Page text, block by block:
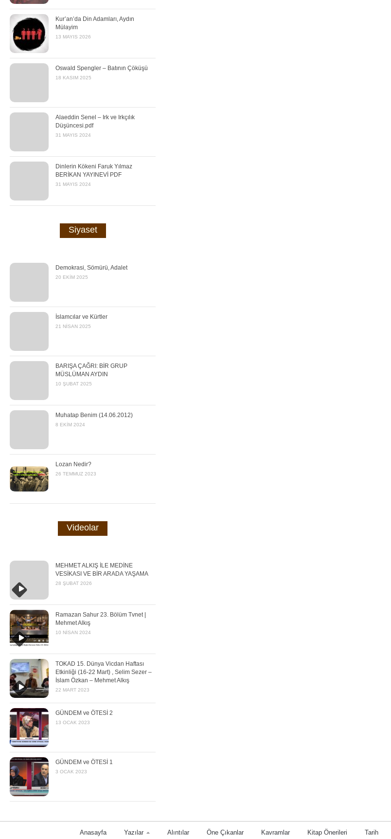
Kur’an’da Din Adamları, Aydın
Mülayim
13 MAYIS 2026
Oswald Spengler – Batının Çöküşü
18 KASIM 2025
Alaeddin Senel – Irk ve Irkçılık
Düşüncesi.pdf
31 MAYIS 2024
Dinlerin Kökeni Faruk Yılmaz
BERİKAN YAYINEVİ PDF
31 MAYIS 2024
Siyaset
Demokrasi, Sömürü, Adalet
20 EKIM 2025
İslamcılar ve Kürtler
21 NISAN 2025
BARIŞA ÇAĞRI: BİR GRUP
MÜSLÜMAN AYDIN
10 ŞUBAT 2025
Muhatap Benim (14.06.2012)
8 EKIM 2024
Lozan Nedir?
26 TEMMUZ 2023
Videolar
MEHMET ALKIŞ İLE MEDİNE
VESİKASI VE BİR ARADA YAŞAMA
28 ŞUBAT 2026
Ramazan Sahur 23. Bölüm Tvnet |
Mehmet Alkış
10 NISAN 2024
TOKAD 15. Dünya Vicdan Haftası
Etkinliği (16-22 Mart) , Selim Sezer –
İslam Özkan – Mehmet Alkış
22 MART 2023
GÜNDEM ve ÖTESİ 2
13 OCAK 2023
GÜNDEM ve ÖTESİ 1
3 OCAK 2023
Anasayfa Yazılar Alıntılar Öne Çıkanlar Kavramlar Kitap Önerileri Tarih